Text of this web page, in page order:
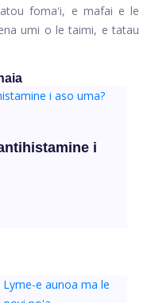
fomaʻi, e mafai e le
umi o le taimi, e tatau
i